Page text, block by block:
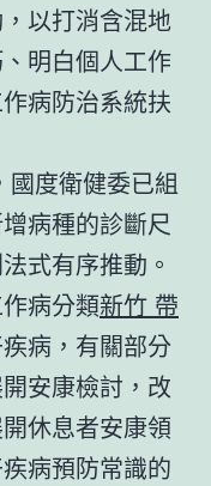
以打消含混地
明白個人工作
病防治系統扶
國度衛健委已組
病種的診斷尺
式有序推動。
病分類新竹 帶
病，有關部分
安康檢討，改
休息者安康領
病預防常識的